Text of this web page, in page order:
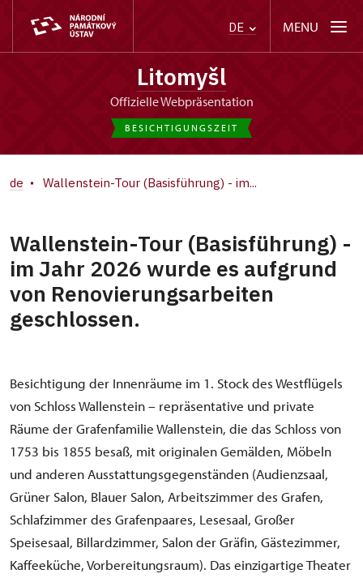
DE MENU
Litomyšl
offizielle Webpräsentation
BESICHTIGUNGSZEIT
de Wallenstein-Tour (Basisführung) - im...
Wallenstein-Tour (Basisführung) -
im Jahr 2026 wurde es aufgrund
von Renovierungsarbeiten
geschlossen.
Besichtigung der Innenräume im 1. Stock des Westflügels
von Schloss Wallenstein – repräsentative und private
Räume der Grafenfamilie Wallenstein, die das Schloss von
1753 bis 1855 besaß, mit originalen Gemälden, Möbeln
und anderen Ausstattungsgegenständen (Audienzsaal,
Grüner Salon, Blauer Salon, Arbeitszimmer des Grafen,
Schlafzimmer des Grafenpaares, Lesesaal, Großer
Speisesaal, Billardzimmer, Salon der Gräfin, Gästezimmer,
Kaffeeküche, Vorbereitungsraum). Das einzigartige Theater